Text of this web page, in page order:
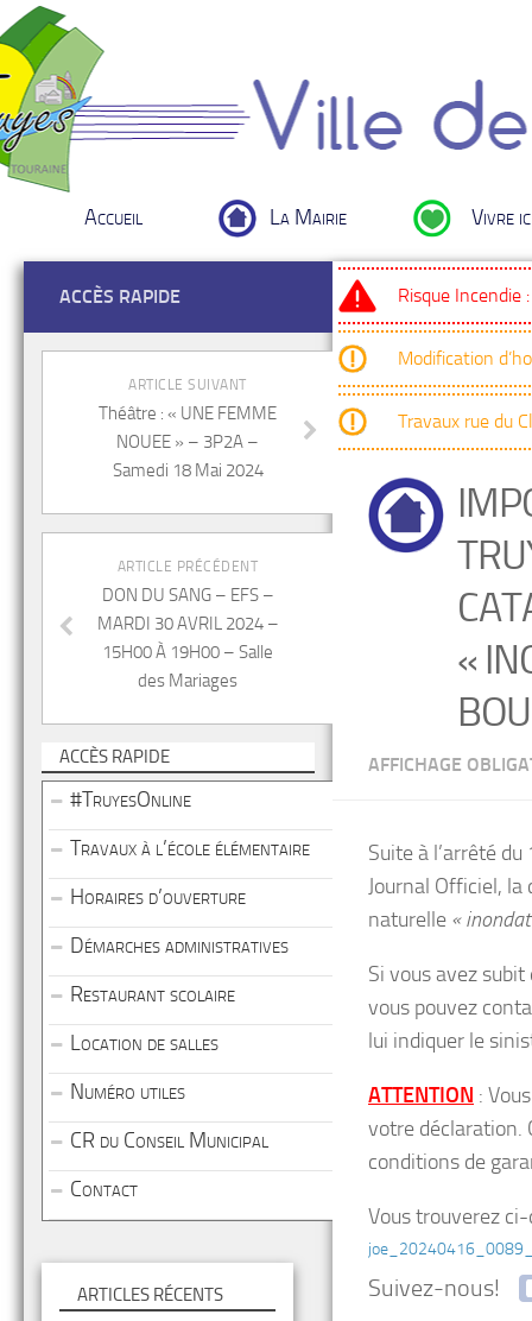
Accueil La Mairie Vivre
Risque Incendie
Modification
Travaux rue du
«
AFFICHAGE
Suite à l’arrêté
Journal Officiel,
naturelle «
Si vous avez
vous pouvez
lui indiquer le
ATTENTION :
votre déclaration.
conditions de
Vous trouverez
Suivez-nous!
ACCÈS RAPIDE
ARTICLE SUIVANT
Théâtre : « UNE FEMME
NOUEE » – 3P2A –
Samedi 18 Mai 2024
ARTICLE PRÉCÉDENT
DON DU SANG – EFS –
MARDI 30 AVRIL 2024 –
15H00 À 19H00 – Salle
des Mariages
ACCÈS RAPIDE
#TruyesOnline
Travaux à l’école élémentaire
Horaires d’ouverture
Démarches administratives
Restaurant scolaire
Location de salles
Numéro utiles
CR du Conseil Municipal
Contact
ARTICLES RÉCENTS